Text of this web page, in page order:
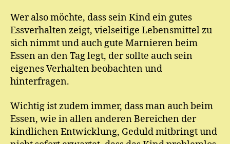
Wer also möchte, dass sein Kind ein gutes
Essverhalten zeigt, vielseitige Lebensmittel zu
sich nimmt und auch gute Marnieren beim
Essen an den Tag legt, der sollte auch sein
eigenes Verhalten beobachten und
hinterfragen.
Wichtig ist zudem immer, dass man auch beim
Essen, wie in allen anderen Bereichen der
kindlichen Entwicklung, Geduld mitbringt und